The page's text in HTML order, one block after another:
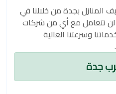
المنازل بجدة من خلالنا في
لن تتعامل مع أي من شركات
وسرعتنا العالية
جدة